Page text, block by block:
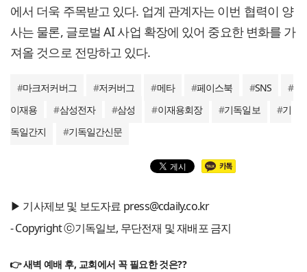
에서 더욱 주목받고 있다. 업계 관계자는 이번 협력이 양
사는 물론, 글로벌 AI 사업 확장에 있어 중요한 변화를 가
져올 것으로 전망하고 있다.
#마크저커버그 #저커버그 #메타 #페이스북 #SNS
#
이재용
#삼성전자 #삼성 #이재용회장 #기독일보 #기
독일간지
#기독일간신문
▶ 기사제보 및 보도자료 press@cdaily.co.kr
- Copyright ⓒ기독일보, 무단전재 및 재배포 금지
👉 새벽 예배 후, 교회에서 꼭 필요한 것은??